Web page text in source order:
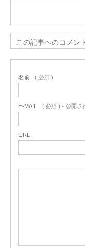
この記事へのコメン
名前 ( 必須 )
E-MAIL ( 必須 ) - 公開さ
URL